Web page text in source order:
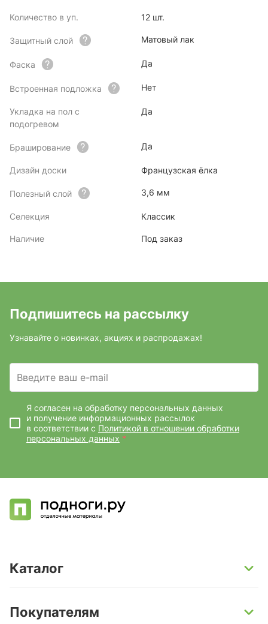
Количество в уп. 12 шт.
Защитный слой Матовый лак
Фаска Да
Встроенная подложка Нет
Укладка на пол с
подогревом
Да
Браширование Да
Дизайн доски Французская ёлка
Полезный слой 3,6 мм
Селекция Классик
Наличие Под заказ
Подпишитесь на рассылку
Узнавайте о новинках, акциях и распродажах!
Введите ваш e-mail
Я согласен на обработку персональных данных
и получение информационных рассылок
в соответствии с Политикой в отношении обработки
персональных данных *
Каталог
Кварц-винил и LVT-плитка
Покупателям